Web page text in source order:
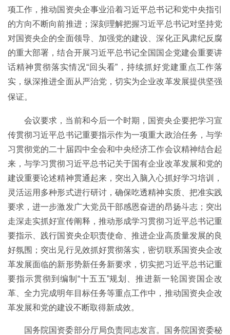
项工作，推动国资央企事业沿着习近平总书记和党中央指引
的方向不断向前推进；深刻理解把握习近平总书记对坚持党
对国资央企的全面领导、加强党的建设、深化正风肃纪反腐
的重大部署，结合开展习近平总书记全国国企党建会重要讲
话精神贯彻落实情况“回头看”，持续抓好党建重点工作落
实，纵深推进全面从严治党，切实为企业改革发展提供坚强
保证。
会议要求，当前和今后一个时期，国资央企要把学习宣
传贯彻习近平总书记重要指示作为一项重大政治任务，与学
习贯彻党的二十届四中全会和中央经济工作会议精神结合起
来，与学习贯彻习近平总书记关于国有企业改革发展和党的
建设重要论述精神贯通起来，突出入脑入心抓好学习培训，
灵活运用多种形式进行研讨，确保吃透精神实质、把准实践
要求，进一步激发广大党员干部感恩奋进的昂扬斗志；突出
走深走实抓好宣传阐释，推动形成学习贯彻习近平总书记重
要指示、践行国资央企职责使命、推进企业高质量发展的良
好氛围；突出见行见效抓好贯彻落实，密切联系国资央企改
革发展面临的新形势新任务新要求，切实把习近平总书记重
要指示贯彻到编制“十五五”规划、推进新一轮国资国企改
革、全力完成明年目标任务等重点工作中，推动国资央企改
革发展和党的建设不断取得新成效。
国务院国资委部分厅局负责同志发言。国务院国资委秘